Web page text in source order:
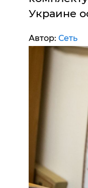
Украине
Автор: Сеть